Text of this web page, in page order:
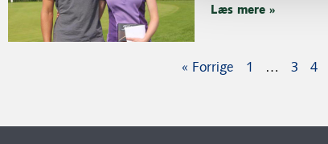
Læs mere »
« Forrige 1 … 3 4